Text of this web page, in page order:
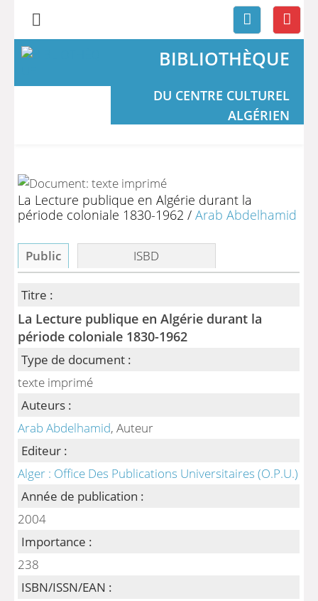
BIBLIOTHÈQUE
DU CENTRE CULTUREL
ALGÉRIEN
La Lecture publique en Algérie durant la
période coloniale 1830-1962 /Arab Abdelhamid
Public ISBD
Titre :
La Lecture publique en Algérie durant la
période coloniale 1830-1962
Type de document :
texte imprimé
Auteurs :
Arab Abdelhamid, Auteur
Editeur :
Alger : Office Des Publications Universitaires (O.P.U.)
Année de publication :
2004
Importance :
238
ISBN/ISSN/EAN :